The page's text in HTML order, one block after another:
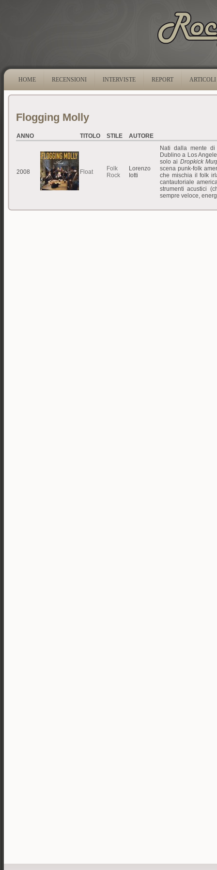
HOME RECENSIONI INTERVISTE REPORT ARTICOLI
Flogging Molly
ANNO TITOLO STILE AUTORE
2008 Float
Folk
Rock
Lorenzo
Iotti
Nati dalla mente
Dublino a Los
solo ai Dropkick
scena punk-folk
che mischia il folk
cantautoriale
strumenti acustici
sempre veloce,